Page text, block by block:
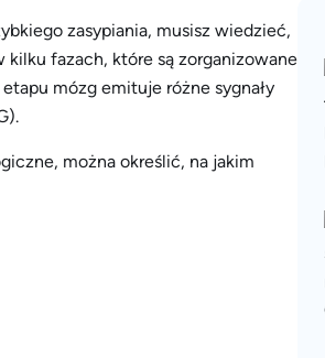
zasypiania, musisz wiedzieć,
kilku fazach, które są zorganizowane
mózg emituje różne sygnały
można określić, na jakim